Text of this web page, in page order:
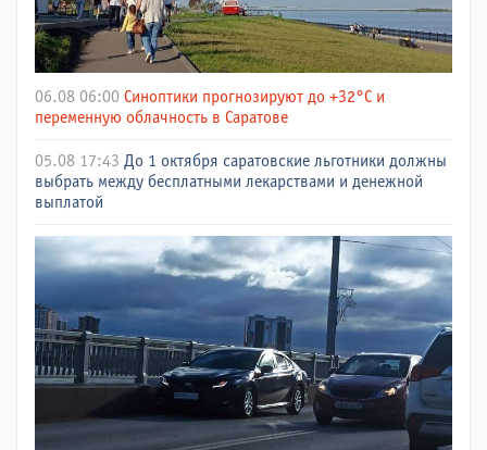
06.08 06:00 Синоптики прогнозируют до +32°C и
переменную облачность в Саратове
05.08 17:43 До 1 октября саратовские льготники должны
выбрать между бесплатными лекарствами и денежной
выплатой